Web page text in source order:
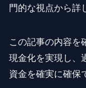
門的な視点から詳
この記事の内容を
現金化を実現し、
資金を確実に確保